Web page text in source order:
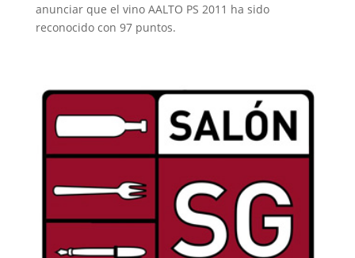
anunciar que el vino AALTO PS 2011 ha sido
reconocido con 97 puntos.